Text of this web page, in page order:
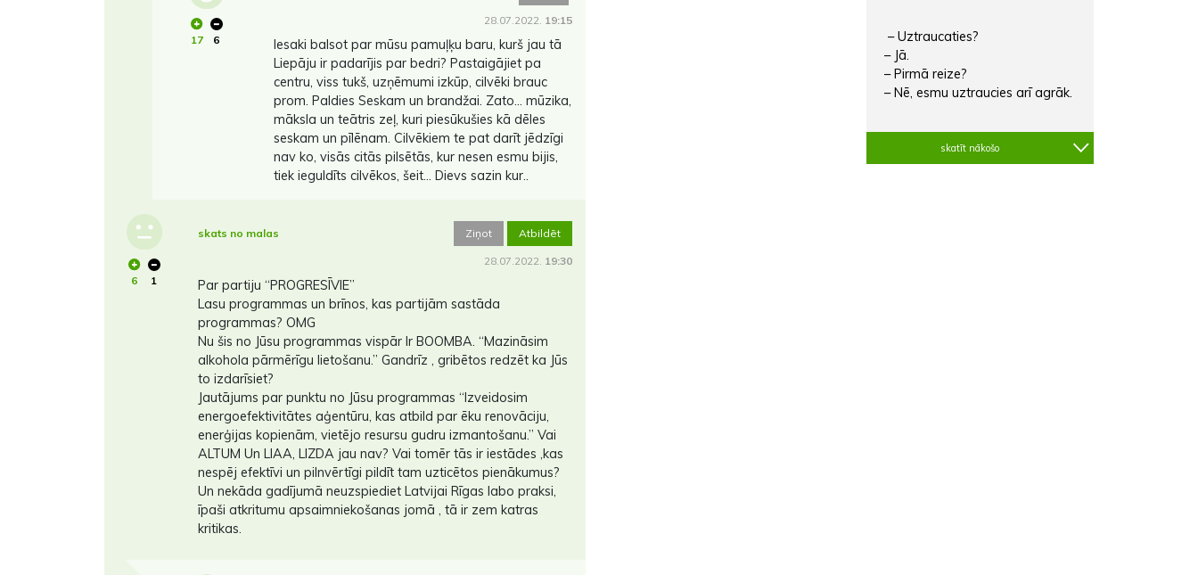
17 6
28.07.2022. 19:15
Iesaki balsot par mūsu pamuļķu baru, kurš jau tā
Liepāju ir padarījis par bedri? Pastaigājiet pa
centru, viss tukš, uzņēmumi izkūp, cilvēki brauc
prom. Paldies Seskam un brandžai. Zato... mūzika,
māksla un teātris zeļ, kuri piesūkušies kā dēles
seskam un pīlēnam. Cilvēkiem te pat darīt jēdzīgi
nav ko, visās citās pilsētās, kur nesen esmu bijis,
tiek ieguldīts cilvēkos, šeit... Dievs sazin kur..
6 1
skats no malas Ziņot Atbildēt
28.07.2022. 19:30
Par partiju “PROGRESĪVIE”
Lasu programmas un brīnos, kas partijām sastāda
programmas? OMG
Nu šis no Jūsu programmas vispār Ir BOOMBA. “Mazināsim
alkohola pārmērīgu lietošanu.” Gandrīz , gribētos redzēt ka Jūs
to izdarīsiet?
Jautājums par punktu no Jūsu programmas “Izveidosim
energoefektivitātes aģentūru, kas atbild par ēku renovāciju,
enerģijas kopienām, vietējo resursu gudru izmantošanu.” Vai
ALTUM Un LIAA, LIZDA jau nav? Vai tomēr tās ir iestādes ,kas
nespēj efektīvi un pilnvērtīgi pildīt tam uzticētos pienākumus?
Un nekāda gadījumā neuzspiediet Latvijai Rīgas labo praksi,
īpaši atkritumu apsaimniekošanas jomā , tā ir zem katras
kritikas.
– Uztraucaties?
– Jā.
– Pirmā reize?
– Nē, esmu uztraucies arī agrāk.
skatīt nākošo